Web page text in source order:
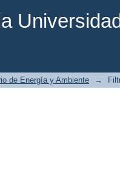
de Energía y Ambiente →